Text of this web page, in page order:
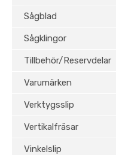
Sågblad
Sågklingor
Tillbehör/Reservdelar
Varumärken
Verktygsslip
Vertikalfräsar
Vinkelslip